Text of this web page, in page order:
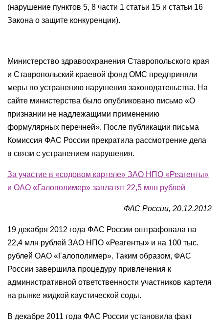
(нарушение пунктов 5, 8 части 1 статьи 15 и статьи 16
Закона о защите конкуренции).
Министерство здравоохранения Ставропольского края
и Ставропольский краевой фонд ОМС предприняли
меры по устранению нарушения законодательства. На
сайте министерства было опубликовано письмо «О
признании не надлежащими применению
формулярных перечней». После публикации письма
Комиссия ФАС России прекратила рассмотрение дела
в связи с устранением нарушения.
За участие в «содовом картеле» ЗАО НПО «Реагенты»
и ОАО «Галополимер» заплатят 22,5 млн рублей
ФАС России, 20.12.2012
19 декабря 2012 года ФАС России оштрафовала на
22,4 млн рублей ЗАО НПО «Реагенты» и на 100 тыс.
рублей ОАО «Галополимер». Таким образом, ФАС
России завершила процедуру привлечения к
административной ответственности участников картеля
на рынке жидкой каустической соды.
В декабре 2011 года ФАС России установила факт